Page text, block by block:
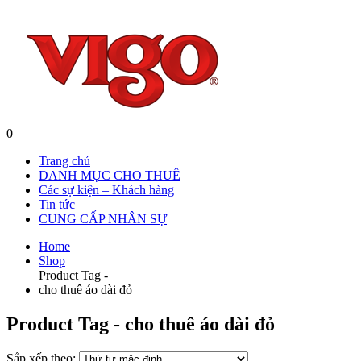
0
Trang chủ
DANH MỤC CHO THUÊ
Các sự kiện – Khách hàng
Tin tức
CUNG CẤP NHÂN SỰ
Home
Shop
Product Tag -
cho thuê áo dài đỏ
Product Tag - cho thuê áo dài đỏ
Sắp xếp theo: